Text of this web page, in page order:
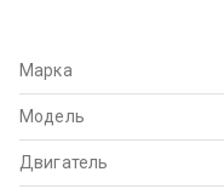
Марка
Модель
Двигатель